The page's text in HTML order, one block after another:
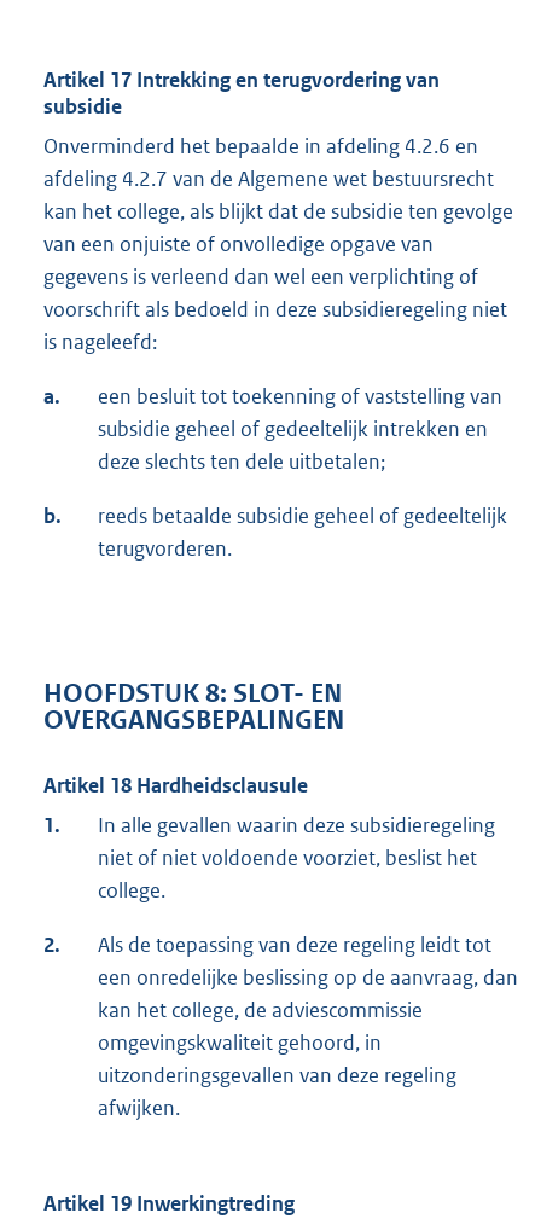
Artikel 17 Intrekking en terugvordering van
subsidie
Onverminderd het bepaalde in afdeling 4.2.6 en
afdeling 4.2.7 van de Algemene wet bestuursrecht
kan het college, als blijkt dat de subsidie ten gevolge
van een onjuiste of onvolledige opgave van
gegevens is verleend dan wel een verplichting of
voorschrift als bedoeld in deze subsidieregeling niet
is nageleefd:
a.
een besluit tot toekenning of vaststelling van
subsidie geheel of gedeeltelijk intrekken en
deze slechts ten dele uitbetalen;
b.
reeds betaalde subsidie geheel of gedeeltelijk
terugvorderen.
HOOFDSTUK 8: SLOT- EN
OVERGANGSBEPALINGEN
Artikel 18 Hardheidsclausule
1.
In alle gevallen waarin deze subsidieregeling
niet of niet voldoende voorziet, beslist het
college.
2.
Als de toepassing van deze regeling leidt tot
een onredelijke beslissing op de aanvraag, dan
kan het college, de adviescommissie
omgevingskwaliteit gehoord, in
uitzonderingsgevallen van deze regeling
afwijken.
Artikel 19 Inwerkingtreding